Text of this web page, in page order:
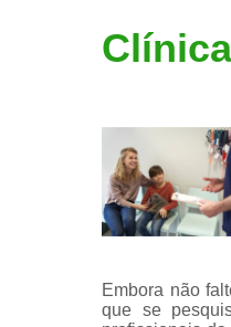
Embora não
que se